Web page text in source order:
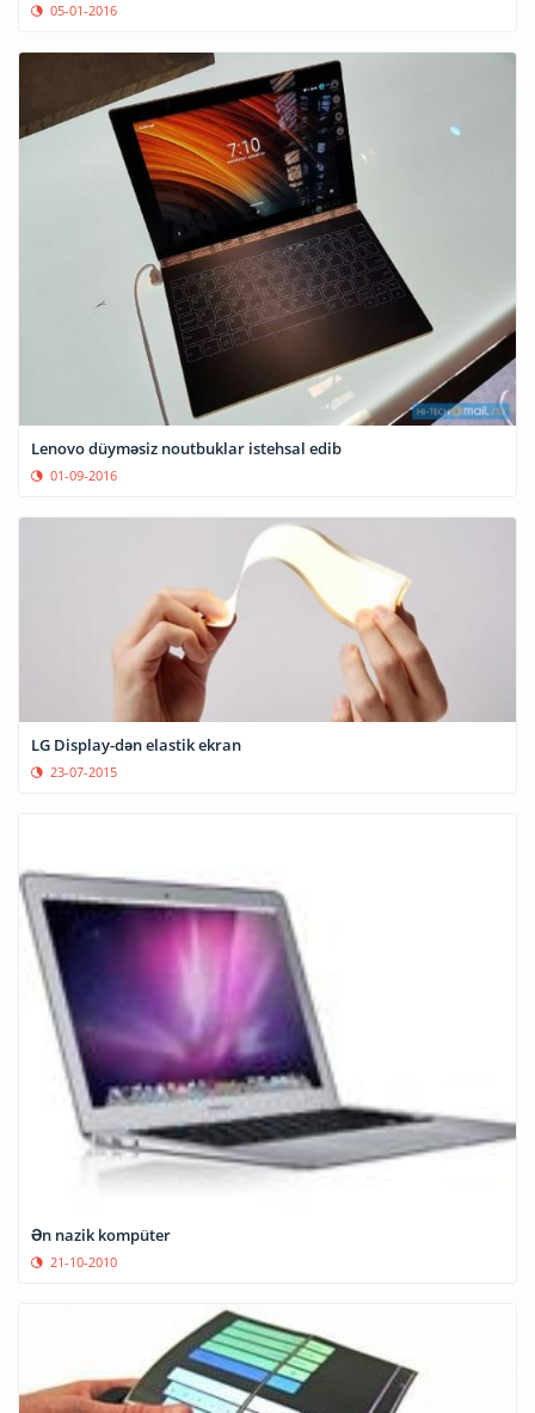
05-01-2016
Lenovo düyməsiz noutbuklar istehsal edib
01-09-2016
LG Display-dən elastik ekran
23-07-2015
Ən nazik kompüter
21-10-2010